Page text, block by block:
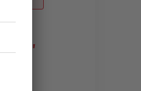
et,